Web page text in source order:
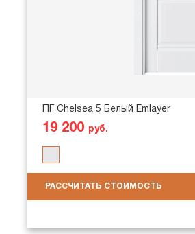
ПГ Chelsea 5 Белый Emlayer
19 200 руб.
РАССЧИТАТЬ СТОИМОСТЬ